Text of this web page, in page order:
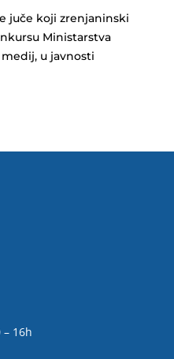
juče koji zrenjaninski
Ministarstva
u javnosti
– 16h